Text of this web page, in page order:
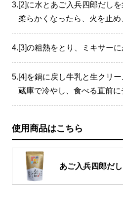
3.[2]に水とあご入兵四郎だし
柔らかくなったら、火を止め
4.[3]の粗熱をとり、ミキサーに
5.[4]を鍋に戻し牛乳と生クリ
蔵庫で冷やし、食べる直前に
使用商品はこちら
あご入兵四郎だし